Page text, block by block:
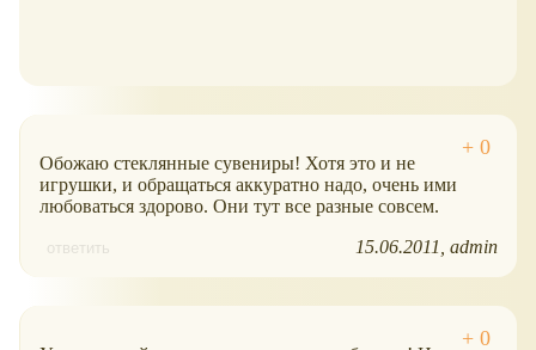
Обожаю стеклянные сувениры! Хотя это и не
игрушки, и обращаться аккуратно надо, очень ими
любоваться здорово. Они тут все разные совсем.
ответить 15.06.2011 admin